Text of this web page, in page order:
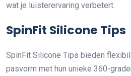
wat je luisterervaring verbetert.
SpinFit Silicone Tips
SpinFit Silicone Tips bieden
pasvorm met hun unieke 360-